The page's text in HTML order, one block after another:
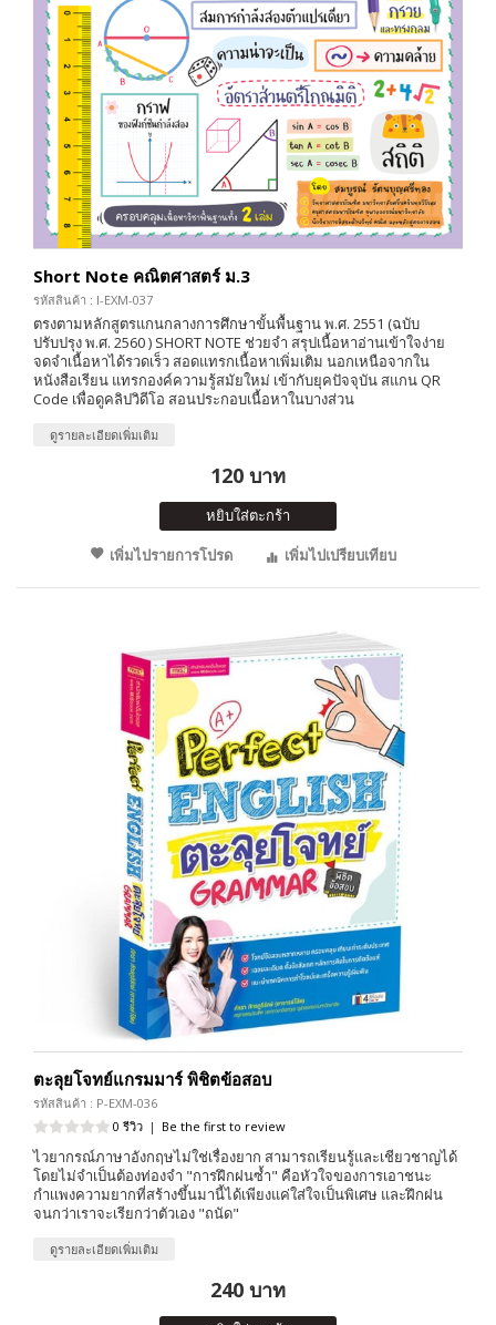
Short Note คณิตศาสตร์ ม.3
รหัสสินค้า : I-EXM-037
ตรงตามหลักสูตรแกนกลางการศึกษาขั้นพื้นฐาน พ.ศ. 2551 (ฉบับ
ปรับปรุง พ.ศ. 2560 ) SHORT NOTE ช่วยจำ สรุปเนื้อหาอ่านเข้าใจง่าย
จดจำเนื้อหาได้รวดเร็ว สอดแทรกเนื้อหาเพิ่มเติม นอกเหนือจากใน
หนังสือเรียน แทรกองค์ความรู้สมัยใหม่ เข้ากับยุคปัจจุบัน สแกน QR
Code เพื่อดูคลิปวิดีโอ สอนประกอบเนื้อหาในบางส่วน
ดูรายละเอียดเพิ่มเติม
120 บาท
หยิบใส่ตะกร้า
เพิ่มไปรายการโปรด
เพิ่มไปเปรียบเทียบ
ตะลุยโจทย์แกรมมาร์ พิชิตข้อสอบ
รหัสสินค้า : P-EXM-036
0 รีวิว | Be the first to review
ไวยากรณ์ภาษาอังกฤษไม่ใช่เรื่องยาก สามารถเรียนรู้และเชียวชาญได้
โดยไม่จำเป็นต้องท่องจำ "การฝึกฝนซ้ำ" คือหัวใจของการเอาชนะ
กำเเพงความยากที่สร้างขึ้นมานี้ได้เพียงแค่ใส่ใจเป็นพิเศษ และฝึกฝน
จนกว่าเราจะเรียกว่าตัวเอง "ถนัด"
ดูรายละเอียดเพิ่มเติม
240 บาท